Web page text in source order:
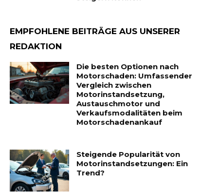
EMPFOHLENE BEITRÄGE AUS UNSERER
REDAKTION
Die besten Optionen nach
Motorschaden: Umfassender
Vergleich zwischen
Motorinstandsetzung,
Austauschmotor und
Verkaufsmodalitäten beim
Motorschadenankauf
Steigende Popularität von
Motorinstandsetzungen: Ein
Trend?